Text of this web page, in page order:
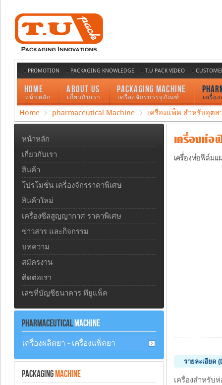
PROMOTION PACKAGING KNOWLEDGE T.U PACK VIDEO
HOME
หน้าหลัก
ABOUT US
เกี่ยวกับเรา
PACKAGING MACHINE
เครื่องจักรบรรจุภัณฑ์ เครื่อ
Home pharmaceutical Machine เครื่องแพ็ค สำหรับอุตส
เครื่องห่อ
เครื่องห่อฟิล์ม
รายละเอียด
เครื่องสำหรับ
หน้าหลัก
เกี่ยวกับเรา
สินค้า
โปรโมชั่น เครื่องจักรราคาพิเศษ
สินค้าใหม่
เครื่องซีลสูญญากาศ ราคาพิเศษ
ข่าวสาร และกิจกรรม
บทความ
สมัครงาน
ติดต่อเรา
เลขที่บัญชีธนาคาร ทียูแพ็ค
PHARMACEUTICALMACHINE
เครื่องผลิตยา - เครื่องแพ็คยา
PACKAGING MACHINE